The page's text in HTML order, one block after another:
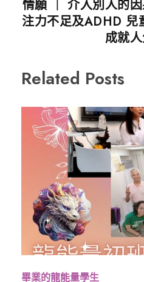
情願 ｜ 介入別人的
注力不足及ADHD 兒
成就人
Related Posts
畢業的龍能量學生